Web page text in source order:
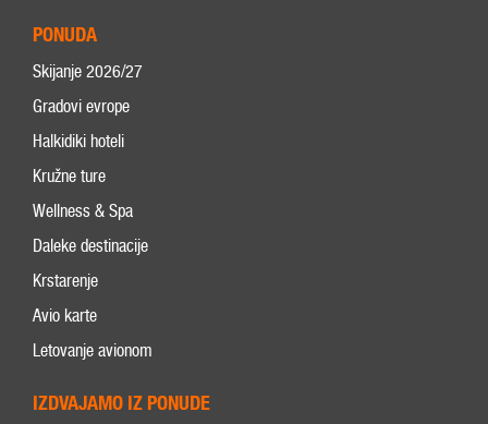
PONUDA
Skijanje 2026/27
Gradovi evrope
Halkidiki hoteli
Kružne ture
Wellness & Spa
Daleke destinacije
Krstarenje
Avio karte
Letovanje avionom
IZDVAJAMO IZ PONUDE